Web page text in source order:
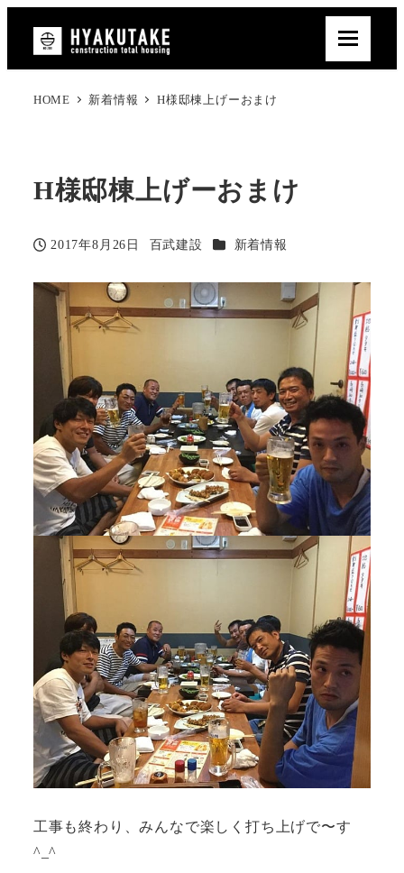
HOME 新着情報 H様邸棟上げーおまけ
H様邸棟上げーおまけ
投稿日
2017年8月26日
著
百武建設 カテゴリー
新着情報
工事も終わり、みんなで楽しく打ち上げで〜す
^_^